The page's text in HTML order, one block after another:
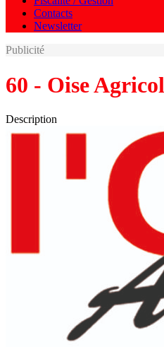
Contacts
Newsletter
Publicité
60 - Oise
Description